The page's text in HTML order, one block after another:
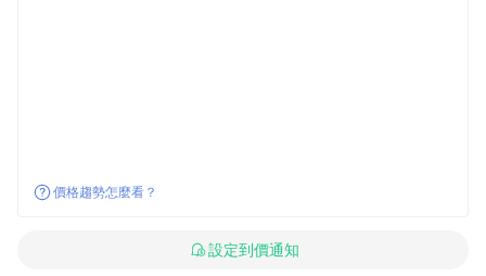
價格趨勢怎麼看？
設定到價通知